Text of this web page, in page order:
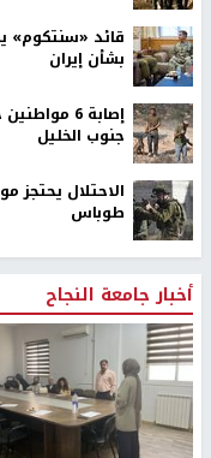
قائد «سنتكوم»
بشأن إيران
إصابة 6
جنوب الخليل
الاحتلال
طوباس
أخبار جامعة النجاح